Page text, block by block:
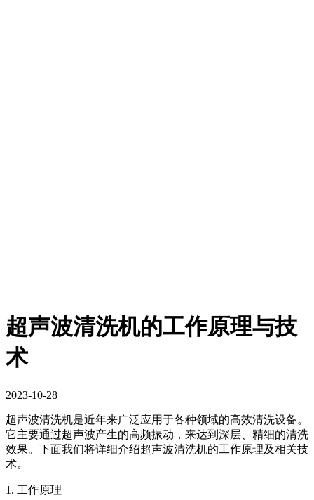
超声波清洗机的工作原理与技
术
2023-10-28
超声波清洗机是近年来广泛应用于各种领域的高效清洗设备。
它主要通过超声波产生的高频振动，来达到深层、精细的清洗
效果。下面我们将详细介绍超声波清洗机的工作原理及相关技
术。
1. 工作原理